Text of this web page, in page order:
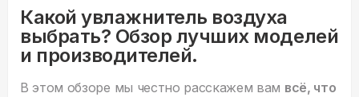
Какой увлажнитель воздуха
выбрать? Обзор лучших моделей
и производителей.
В этом обзоре мы честно расскажем вам всё, что